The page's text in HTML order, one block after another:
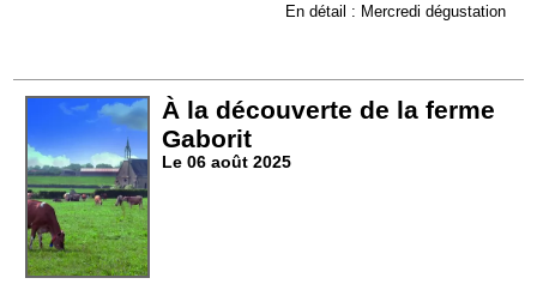
En détail : Mercredi dégustation
À la découverte de la ferme
Gaborit
Le 06 août 2025